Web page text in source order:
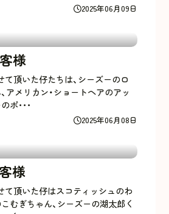
2025年06月09日
様
2025年06月08日
頂いた仔たちは、シーズーのロ
アメリカン・ショートヘアのアッ
ポ･･･
様
て頂いた仔はスコティッシュのわ
むぎちゃん、シーズーの湖太郎く